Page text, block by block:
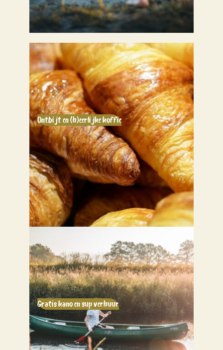
Ontbijt en (h)eerlijke koffie
Gratis kano en sup verhuur